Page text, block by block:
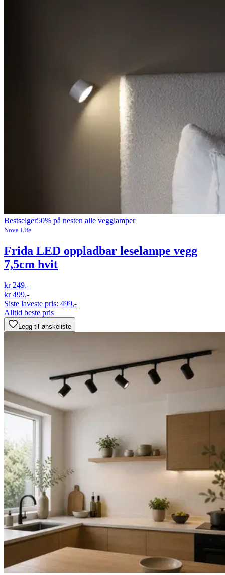
Bestselger50% på nesten alle vegglamper
Nova Life
Frida LED oppladbar leselampe vegg
7,5cm hvit
kr 249,-
kr 499,-
Siste laveste pris: 499,-
Alltid beste pris
Legg til ønskeliste